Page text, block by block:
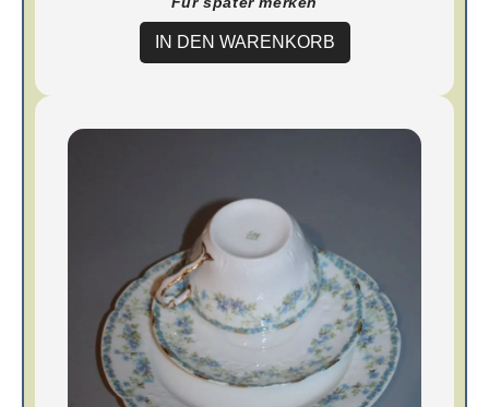
IN DEN WARENKORB